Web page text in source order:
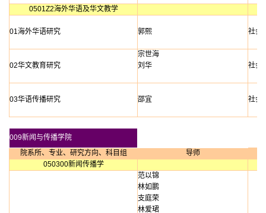
0501Z2海外华语及华文教学
01海外华语研究 郭熙 社会
02华文教育研究
宗世海
社会
刘华
03华语传播研究 邵宜 社会
009新闻与传播学院
院系所、专业、研究方向、科目组
导师
050300新闻传播学
范以锦
林如鹏
支庭荣
林爱珺